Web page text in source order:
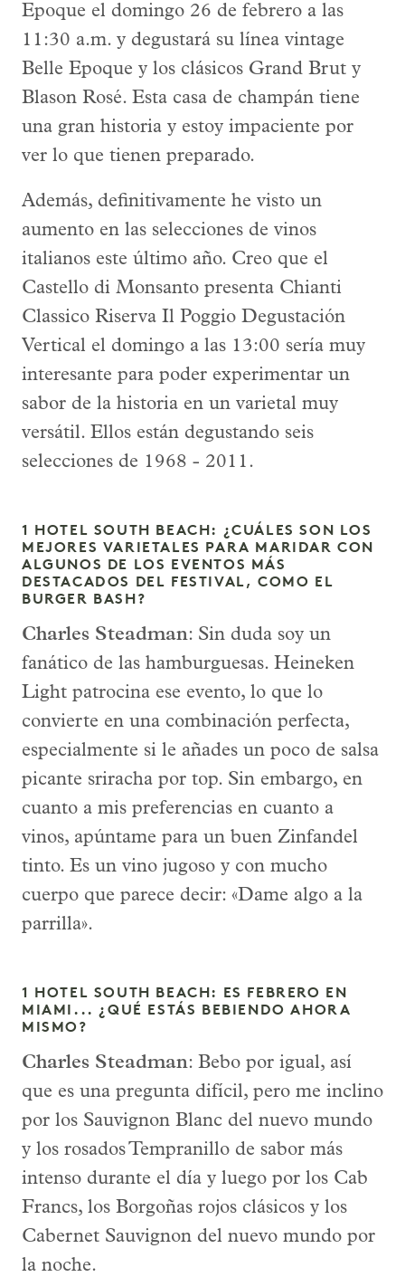
Epoque el domingo 26 de febrero a las
11:30 a.m. y degustará su línea vintage
Belle Epoque y los clásicos Grand Brut y
Blason Rosé. Esta casa de champán tiene
una gran historia y estoy impaciente por
ver lo que tienen preparado.
Además, definitivamente he visto un
aumento en las selecciones de vinos
italianos este último año. Creo que el
Castello di Monsanto presenta Chianti
Classico Riserva Il Poggio Degustación
Vertical el domingo a las 13:00 sería muy
interesante para poder experimentar un
sabor de la historia en un varietal muy
versátil. Ellos están degustando seis
selecciones de 1968 - 2011.
1 HOTEL SOUTH BEACH: ¿CUÁLES SON LOS
MEJORES VARIETALES PARA MARIDAR CON
ALGUNOS DE LOS EVENTOS MÁS
DESTACADOS DEL FESTIVAL, COMO EL
BURGER BASH?
Charles Steadman: Sin duda soy un
fanático de las hamburguesas. Heineken
Light patrocina ese evento, lo que lo
convierte en una combinación perfecta,
especialmente si le añades un poco de salsa
picante sriracha por top. Sin embargo, en
cuanto a mis preferencias en cuanto a
vinos, apúntame para un buen Zinfandel
tinto. Es un vino jugoso y con mucho
cuerpo que parece decir: «Dame algo a la
parrilla».
1 HOTEL SOUTH BEACH: ES FEBRERO EN
MIAMI... ¿QUÉ ESTÁS BEBIENDO AHORA
MISMO?
Charles Steadman: Bebo por igual, así
que es una pregunta difícil, pero me inclino
por los Sauvignon Blanc del nuevo mundo
y los rosados Tempranillo de sabor más
intenso durante el día y luego por los Cab
Francs, los Borgoñas rojos clásicos y los
Cabernet Sauvignon del nuevo mundo por
la noche.